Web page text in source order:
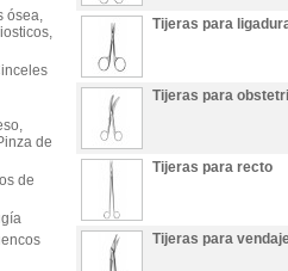
ósea,
de
de
Tijeras para
Tijeras para
Tijeras para recto
Tijeras para